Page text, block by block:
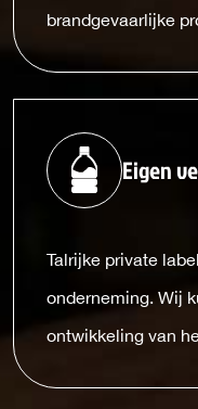
brandgevaarlijke
Eigen
Talrijke private
onderneming. Wij
ontwikkeling van